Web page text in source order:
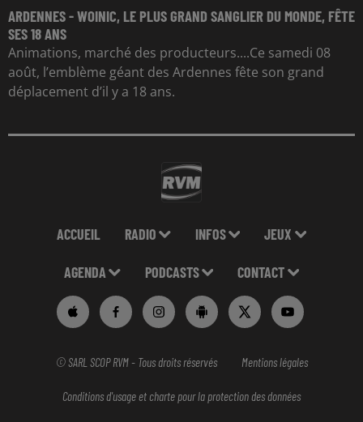
ARDENNES - WOINIC, LE PLUS GRAND SANGLIER DU MONDE, FÊTE
SES 18 ANS
Animations, marché des producteurs....Ce samedi 08
août, l’emblème géant des Ardennes fête son grand
déplacement d’il y a 18 ans.
ACCUEIL RADIO INFOS JEUX
AGENDA PODCASTS CONTACT
© SARL SCOP RVM - Tous droits réservés Mentions légales
Conditions d'usage et charte pour la protection des données